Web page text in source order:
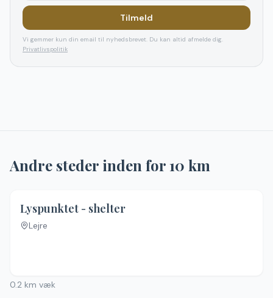
Tilmeld
Vi gemmer kun din email til nyhedsbrevet. Du kan altid afmelde dig.
Privatlivspolitik
Andre steder inden for10 km
Lyspunktet - shelter
Lejre
0.2 km væk